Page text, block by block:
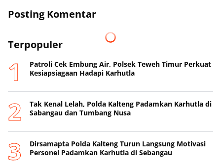
Posting Komentar
Terpopuler
Patroli Cek Embung Air, Polsek Teweh Timur Perkuat
Kesiapsiagaan Hadapi Karhutla
Tak Kenal Lelah, Polda Kalteng Padamkan Karhutla di
Sabangau dan Tumbang Nusa
Dirsamapta Polda Kalteng Turun Langsung Motivasi
Personel Padamkan Karhutla di Sebangau